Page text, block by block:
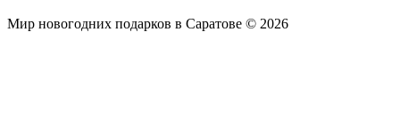
Мир новогодних подарков в Саратове © 2026